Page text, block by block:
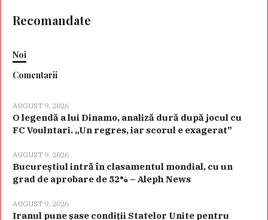
Recomandate
Noi
Comentarii
AUGUST 9, 2026
O legendă a lui Dinamo, analiză dură după jocul cu
FC Voulntari. „Un regres, iar scorul e exagerat”
AUGUST 9, 2026
Bucureștiul intră în clasamentul mondial, cu un
grad de aprobare de 52% – Aleph News
AUGUST 9, 2026
Iranul pune șase condiții Statelor Unite pentru